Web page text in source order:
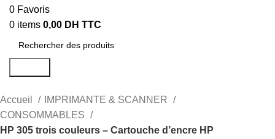
0 Favoris
0 items 0,00 DH TTC
Accueil
IMPRIMANTE & SCANNER
CONSOMMABLES
HP 305 trois couleurs – Cartouche d’encre HP